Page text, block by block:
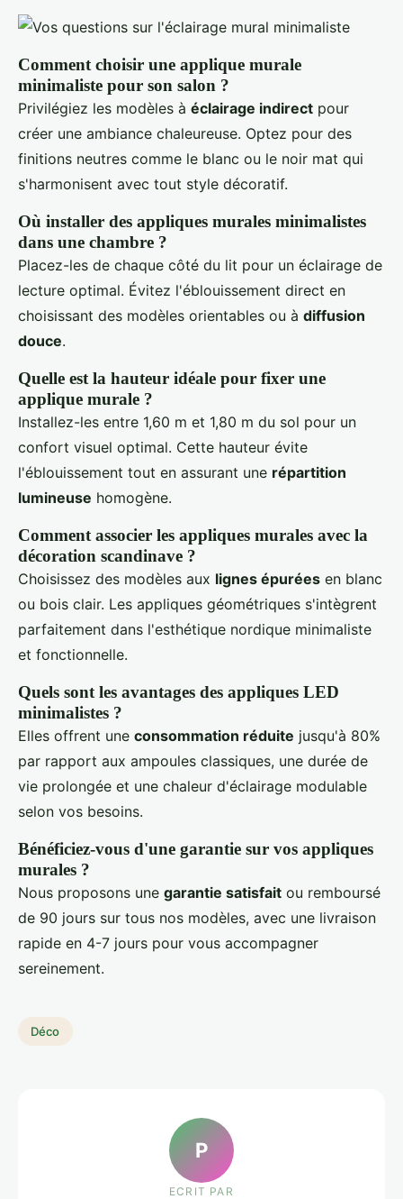
Comment choisir une applique murale
minimaliste pour son salon ?
Privilégiez les modèles à éclairage indirect pour
créer une ambiance chaleureuse. Optez pour des
finitions neutres comme le blanc ou le noir mat qui
s'harmonisent avec tout style décoratif.
Où installer des appliques murales minimalistes
dans une chambre ?
Placez-les de chaque côté du lit pour un éclairage de
lecture optimal. Évitez l'éblouissement direct en
choisissant des modèles orientables ou à diffusion
douce.
Quelle est la hauteur idéale pour fixer une
applique murale ?
Installez-les entre 1,60 m et 1,80 m du sol pour un
confort visuel optimal. Cette hauteur évite
l'éblouissement tout en assurant une répartition
lumineuse homogène.
Comment associer les appliques murales avec la
décoration scandinave ?
Choisissez des modèles aux lignes épurées en blanc
ou bois clair. Les appliques géométriques s'intègrent
parfaitement dans l'esthétique nordique minimaliste
et fonctionnelle.
Quels sont les avantages des appliques LED
minimalistes ?
Elles offrent une consommation réduite jusqu'à 80%
par rapport aux ampoules classiques, une durée de
vie prolongée et une chaleur d'éclairage modulable
selon vos besoins.
Bénéficiez-vous d'une garantie sur vos appliques
murales ?
Nous proposons une garantie satisfait ou remboursé
de 90 jours sur tous nos modèles, avec une livraison
rapide en 4-7 jours pour vous accompagner
sereinement.
Déco
P
ECRIT PAR